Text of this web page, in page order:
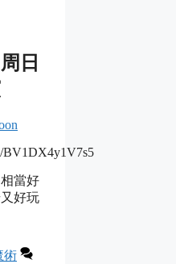
日
BV1DX4y1V7s5
當好
好玩
術